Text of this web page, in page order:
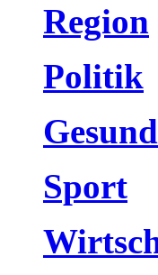
Region
Politik
Sport